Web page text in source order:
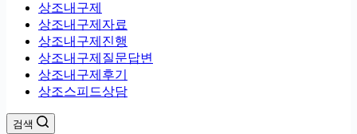
상조내구제
상조내구제자료
상조내구제진행
상조내구제질문답변
상조내구제후기
상조스피드상담
검색